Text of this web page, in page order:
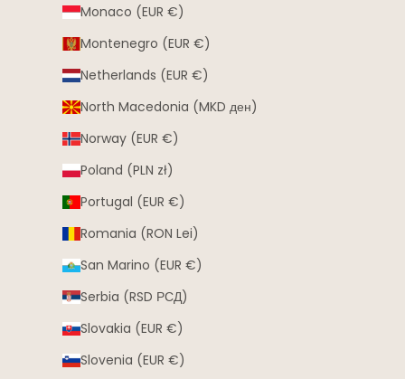
Monaco (EUR €)
Montenegro (EUR €)
Netherlands (EUR €)
North Macedonia (MKD ден)
Norway (EUR €)
Poland (PLN zł)
Portugal (EUR €)
Romania (RON Lei)
San Marino (EUR €)
Serbia (RSD РСД)
Slovakia (EUR €)
Slovenia (EUR €)